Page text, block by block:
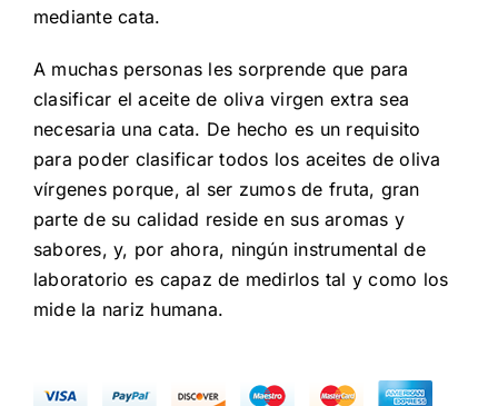
mediante cata.
A muchas personas les sorprende que para
clasificar el aceite de oliva virgen extra sea
necesaria una cata. De hecho es un requisito
para poder clasificar todos los aceites de oliva
vírgenes porque, al ser zumos de fruta, gran
parte de su calidad reside en sus aromas y
sabores, y, por ahora, ningún instrumental de
laboratorio es capaz de medirlos tal y como los
mide la nariz humana.